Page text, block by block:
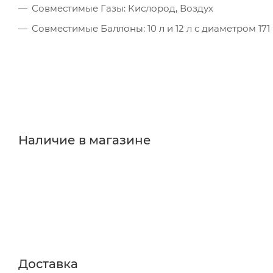
Совместимые Газы: Кислород, Воздух
Совместимые Баллоны: 10 л и 12 л с диаметром
Наличие в магазине
Доставка